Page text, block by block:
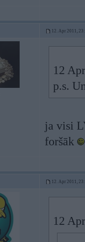
12. Apr 2011,
12
p.s.
ja visi
foršāk
12. Apr 2011,
12